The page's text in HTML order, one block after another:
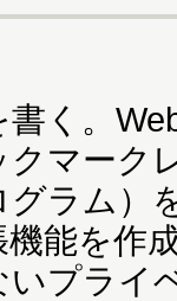
く。
クマーク
ラム）
能を作
プライ